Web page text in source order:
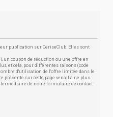
publication sur CeriseClub. Elles sont
un coupon de réduction ou une offre en
et cela, pour différentes raisons (code
d'utilisation de l'offre limitée dans le
présente sur cette page venait à ne plus
de notre formulaire de contact.